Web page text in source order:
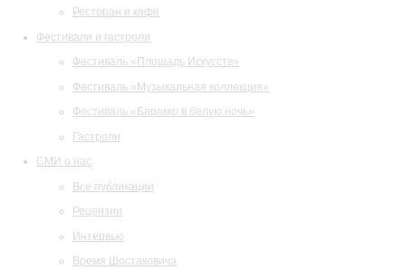
Ресторан и кафе
Фестивали и гастроли
Фестиваль «Площадь Искусств»
Фестиваль «Музыкальная коллекция»
Фестиваль «Барокко в белую ночь»
Гастроли
СМИ о нас
Все публикации
Рецензии
Интервью
Время Шостаковича